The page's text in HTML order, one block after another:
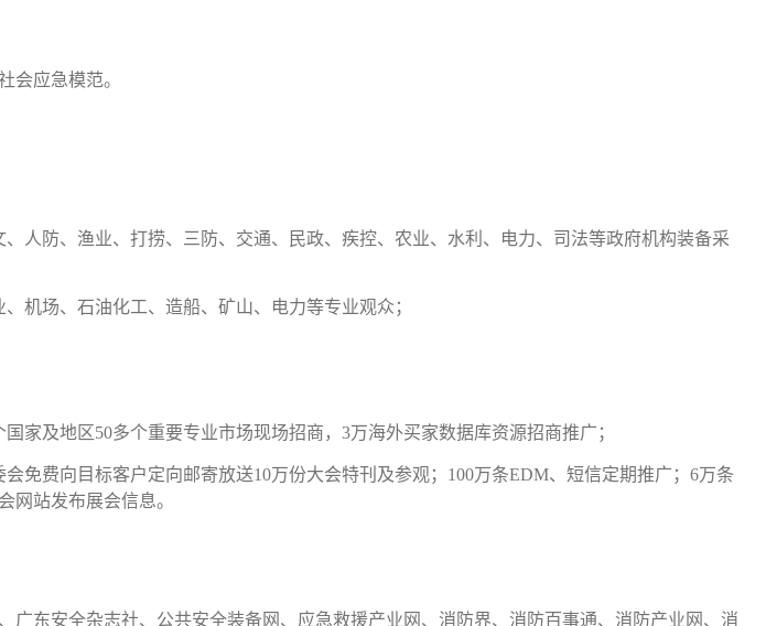
会应急模范。
人防、渔业、打捞、三防、 交通、民政、疾控、农业、水利、电力、司法等政府机构装备采
、机场、石油化工、造船、矿山、电力等专业观众；
家及地区50多个重要专业市场现场招商，3万海外买家数据库资源招商推广；
会免费向目标客户定向邮寄放送10万份大会特刊及参观；100万条EDM、短信定期推广；6万条
网站发布展会信息。
东安全杂志社、公共安全装备网、应急救援产业网、消防界、消防百事通、消防产业网 、消